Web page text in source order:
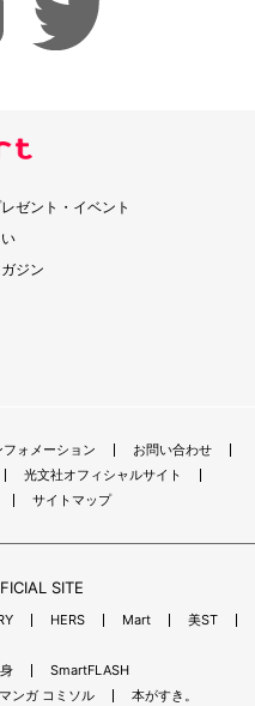
ゼント・イベント
ジン
フォメーション
お問い合わせ
光文社オフィシャルサイト
サイトマップ
SITE
HERS Mart
美ST
SmartFLASH
マンガ コミソル 本がすき。